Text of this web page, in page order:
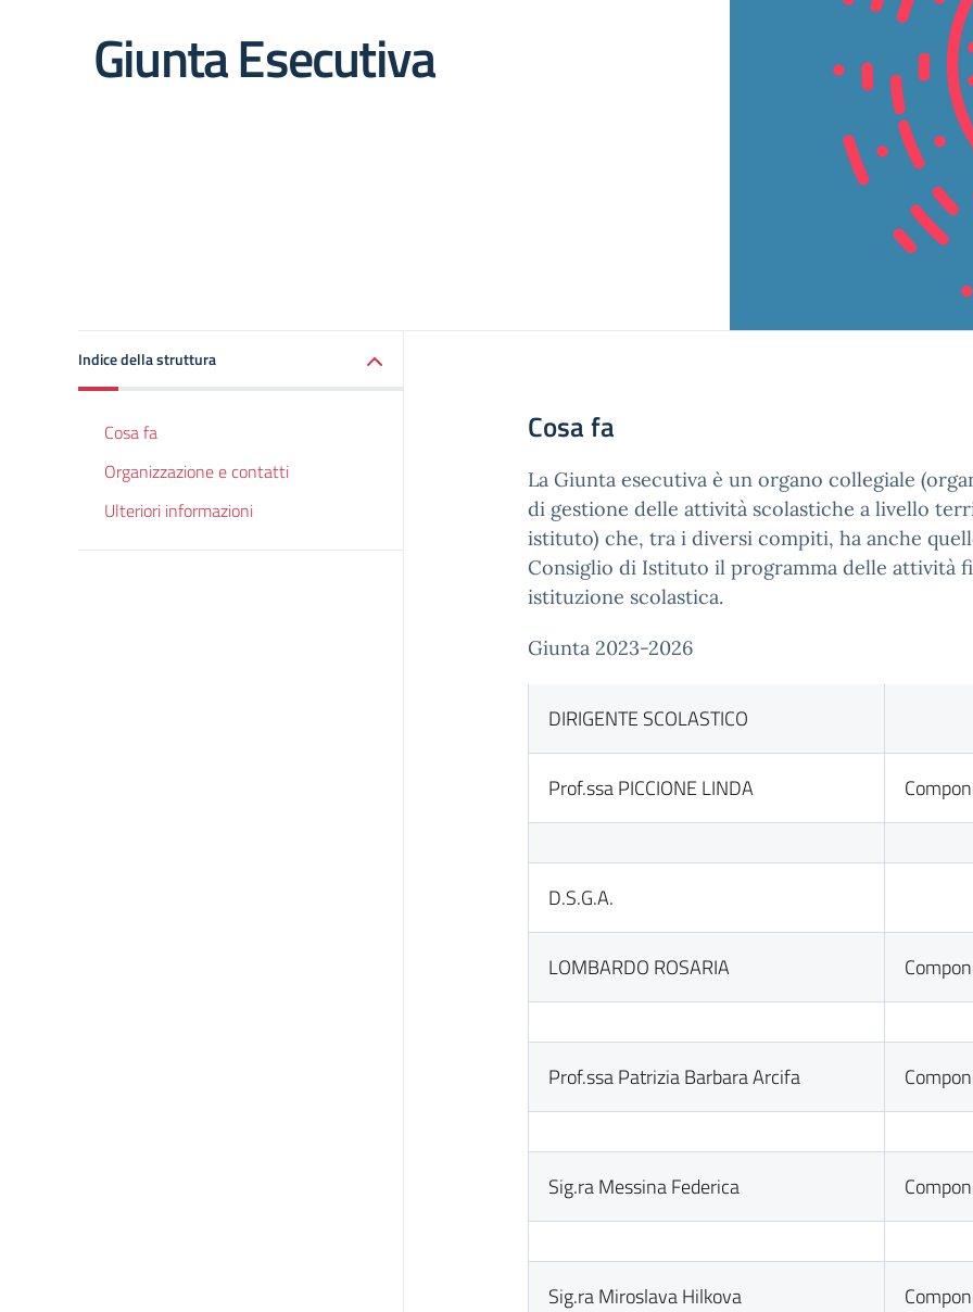
Giunta Esecutiva
Indice della struttura
Cosa fa
Organizzazione e contatti
Ulteriori informazioni
Cosa fa
La Giunta esecutiva è un organo collegiale
di gestione delle attività scolastiche a livello
istituto) che, tra i diversi compiti, ha anche
Consiglio di Istituto il programma delle attività
istituzione scolastica.
Giunta 2023-2026
DIRIGENTE SCOLASTICO
Prof.ssa PICCIONE LINDA
D.S.G.A.
LOMBARDO ROSARIA
Prof.ssa Patrizia Barbara Arcifa
Sig.ra Messina Federica
Sig.ra Miroslava Hilkova